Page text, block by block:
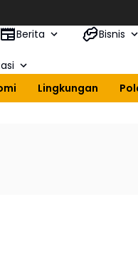
Berita Bisnis
Lingkungan